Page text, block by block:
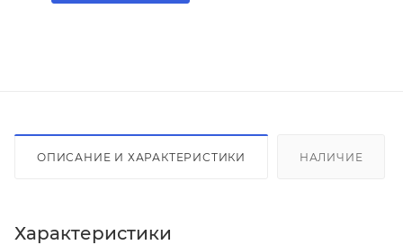
ОПИСАНИЕ И ХАРАКТЕРИСТИКИ НАЛИЧИЕ
Характеристики